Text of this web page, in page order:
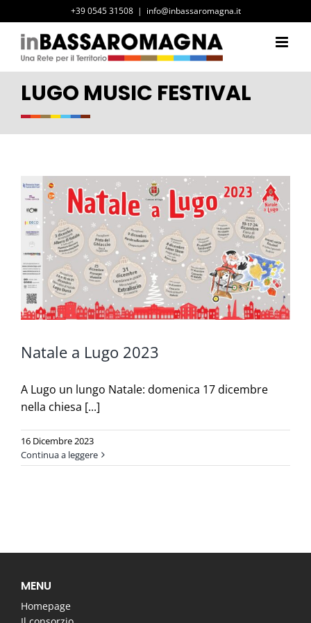
al
contenuto
+39 0545 31508 | info@inbassaromagna.it
LUGO MUSIC FESTIVAL
Natale a Lugo 2023
A Lugo un lungo Natale: domenica 17 dicembre
nella chiesa [...]
16 Dicembre 2023
Continua a leggere
MENU
Homepage